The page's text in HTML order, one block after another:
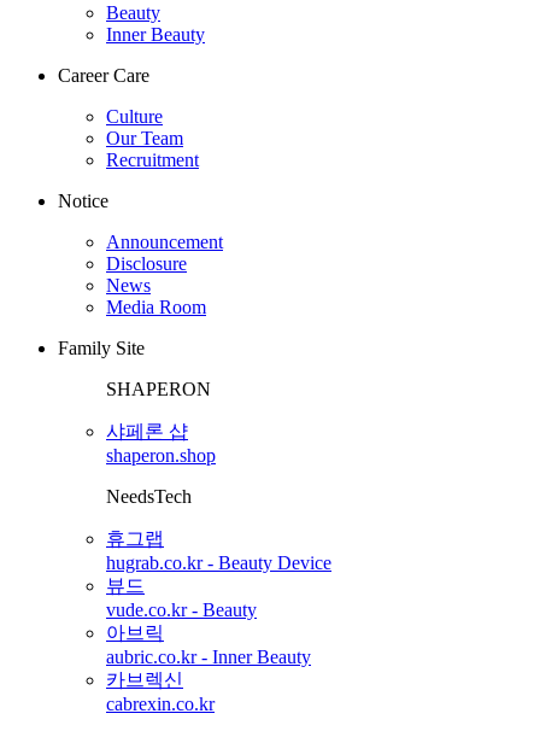
Beauty
Inner Beauty
Career Care
Culture
Our Team
Recruitment
Notice
Announcement
Disclosure
News
Media Room
Family Site
SHAPERON
샤페론 샵
shaperon.shop
NeedsTech
휴그랩
hugrab.co.kr - Beauty Device
뷰드
vude.co.kr - Beauty
아브릭
aubric.co.kr - Inner Beauty
카브렉신
cabrexin.co.kr